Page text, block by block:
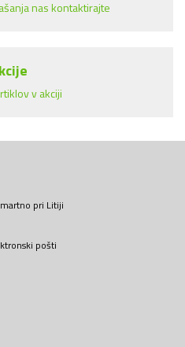
nas kontaktirajte
v akciji
pri Litiji
pošti